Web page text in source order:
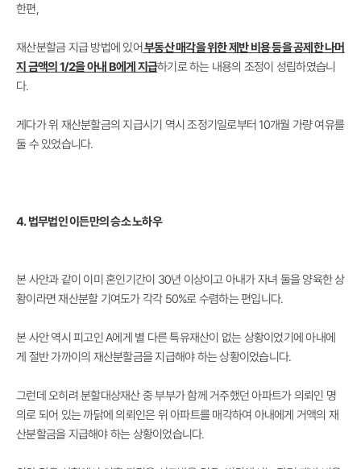
한편,
재산분할금 지급 방법에 있어부동산 매각을 위한 제반 비용 등을 공제한 나머
지 금액의 1/2을 아내 B에게 지급하기로 하는 내용의 조정이 성립하였습니
다.
게다가 위 재산분할금의 지급시기 역시 조정기일로부터 10개월 가량 여유를
둘 수 있었습니다.
4. 법무법인 이든만의 승소 노하우
본 사안과 같이 이미 혼인기간이 30년 이상이고 아내가 자녀 둘을 양육한 상
황이라면 재산분할 기여도가 각각 50%로 수렴하는 편입니다.
본 사안 역시 피고인 A에게 별 다른 특유재산이 없는 상황이었기에 아내에
게 절반 가까이의 재산분할금을 지급해야 하는 상황이었습니다.
그런데 오히려 분할대상재산 중 부부가 함께 거주했던 아파트가 의뢰인 명
의로 되어 있는 까닭에 의뢰인은 위 아파트를 매각하여 아내에게 거액의 재
산분할금을 지급해야 하는 상황이었습니다.